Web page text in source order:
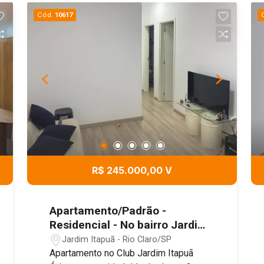
diversos serviços que facilitam o dia a
dia. Ideal para quem busca conforto,
funcionalidade e comodidade.
Cód. 10617
R$ 245.000,00 V
Apartamento/Padrão -
Residencial - No bairro Jardim
Itapuã - Club Jardim Itapuã -
Rio Claro SP
Jardim Itapuã - Rio Claro/SP
Apartamento no Club Jardim Itapuã